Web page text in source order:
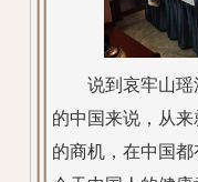
说到哀牢山瑶
的中国来说，从
的商机，在中国